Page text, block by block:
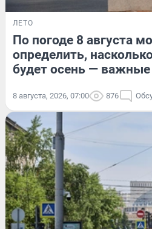
ЛЕТО
По погоде 8 августа
определить,
будет осень —
8 августа, 2026, 07:00 876